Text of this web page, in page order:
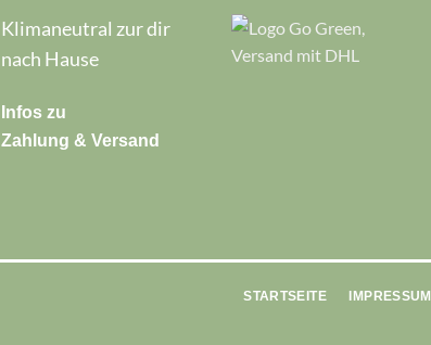
Klimaneutral zur dir
nach Hause
Infos zu
Zahlung & Versand
STARTSEITE IMPRESSUM